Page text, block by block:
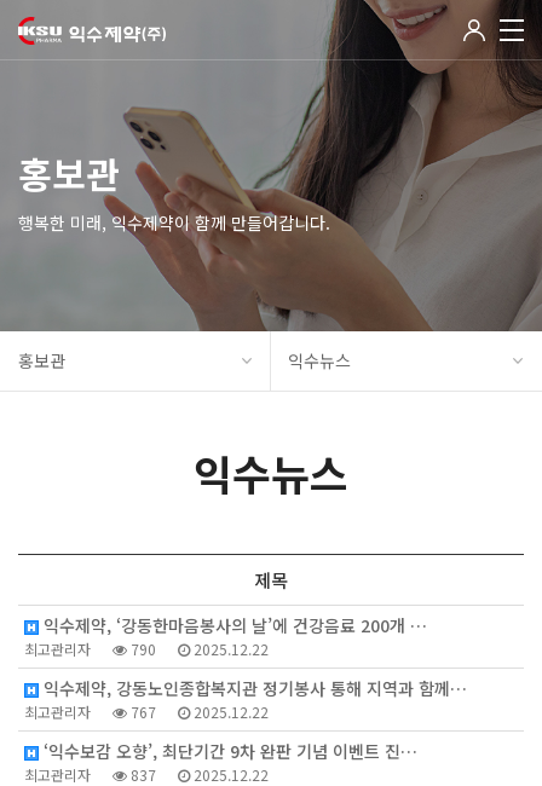
홍보관
행복한 미래, 익수제약이 함께 만들어갑니다.
홍보관 익수뉴스
익수뉴스
제목
익수제약, ‘강동한마음봉사의 날’에 건강음료 200개 …
최고관리자 790 2025.12.22
익수제약, 강동노인종합복지관 정기봉사 통해 지역과 함께…
최고관리자 767 2025.12.22
‘익수보감 오향’, 최단기간 9차 완판 기념 이벤트 진…
최고관리자 837 2025.12.22